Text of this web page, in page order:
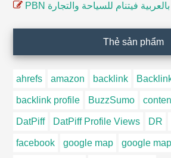
PBN بالعربية فيتنام للسياحة والتجارة
Thẻ sản phẩm
ahrefs amazon backlink
backlink profile BuzzSumo
DatPiff DatPiff Profile Views DR
facebook google map google